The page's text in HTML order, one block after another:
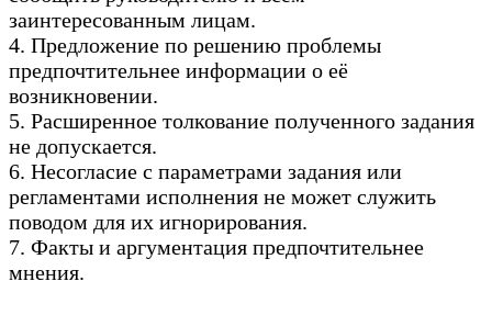
заинтересованным лицам.
4. Предложение по решению проблемы
предпочтительнее информации о её
возникновении.
5. Расширенное толкование полученного задания
не допускается.
6. Несогласие с параметрами задания или
регламентами исполнения не может служить
поводом для их игнорирования.
7. Факты и аргументация предпочтительнее
мнения.